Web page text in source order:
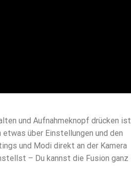
und Aufnahmeknopf drücken ist
über Einstellungen und den
und Modi direkt an der Kamera
– Du kannst die Fusion ganz